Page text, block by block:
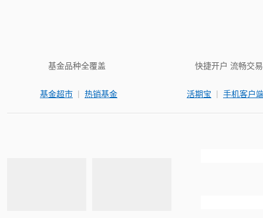
基金品种全覆盖
基金超市 | 热销基金
快捷开户 流畅交易
活期宝 | 手机客户